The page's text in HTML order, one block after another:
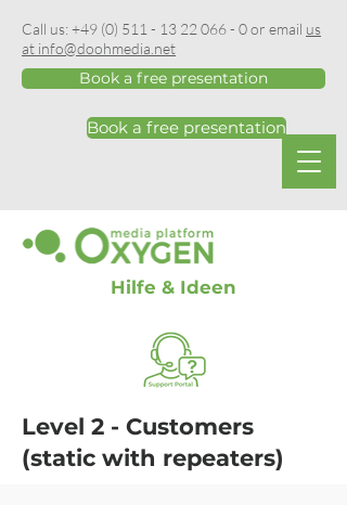
Call us:+49 (0) 511 - 13 22 066 - 0or email us
at info@doohmedia.net
Book a free presentation
Book a free presentation
Hilfe & Ideen
Level 2 - Customers
(static with repeaters)